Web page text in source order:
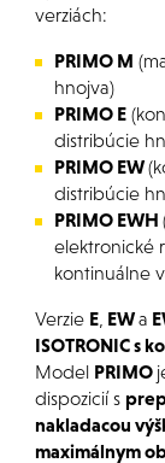
verziách:
PRIMO M
hnojva)
PRIMO E
distribúcie
PRIMO EW
distribúcie
PRIMO EWH
elektronické
kontinuálne
Verzie E, EWa
ISOTRONIC s
Model PRIMO
dispozicií s
nakladacou
maximálnym